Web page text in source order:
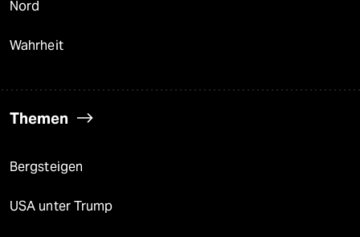
Nord
Wahrheit
Themen
Bergsteigen
USA unter Trump